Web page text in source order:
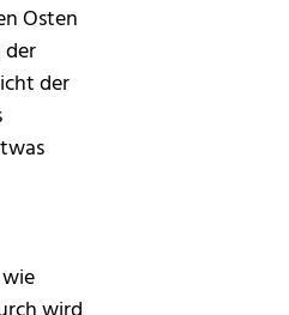
Osten
der